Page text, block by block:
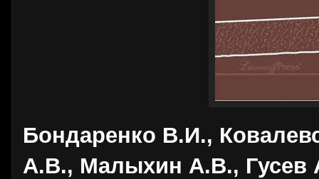
Бондаренко В.И.,
А.В., Малыхин А.В., Гусев